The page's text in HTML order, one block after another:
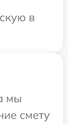
в
мы
смету